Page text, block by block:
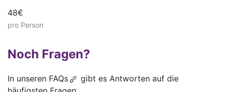
48€
pro Person
Noch Fragen?
In unseren FAQs
gibt es Antworten auf die